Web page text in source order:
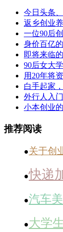
今日头条
返乡创业
一位90后
身价百亿
即将来临
90后女大
用20年将
白手起家
外行人入
小本创业
推荐阅读
●关于创
●快递
●汽车
●大学